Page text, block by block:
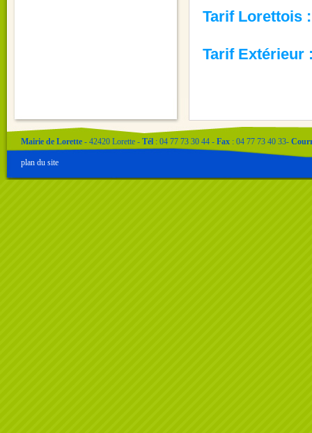
Tarif Lorettois
Tarif Extérieur
Mairie de Lorette - 42420 Lorette - Tél : 04 77 73 30 44 - Fax : 04 77 73 40 33-
plan du site